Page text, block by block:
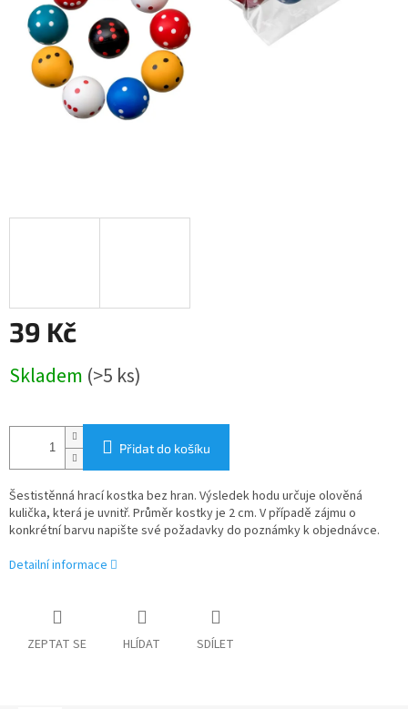
39 Kč
cena:
Skladem (>5 ks)
Přidat do košíku
Šestistěnná hrací kostka bez hran. Výsledek hodu určuje olověná
kulička, která je uvnitř. Průměr kostky je 2 cm. V případě zájmu o
konkrétní barvu napište své požadavky do poznámky k objednávce.
Detailní informace
ZEPTAT SE HLÍDAT SDÍLET